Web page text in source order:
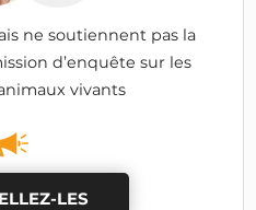
ne soutiennent pas la
d’enquête sur les
vivants
LES